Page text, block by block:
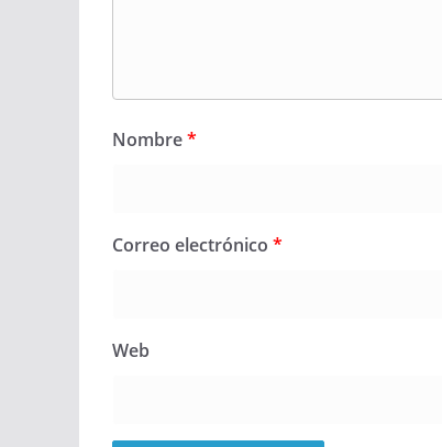
Nombre*
Correo electrónico *
Web